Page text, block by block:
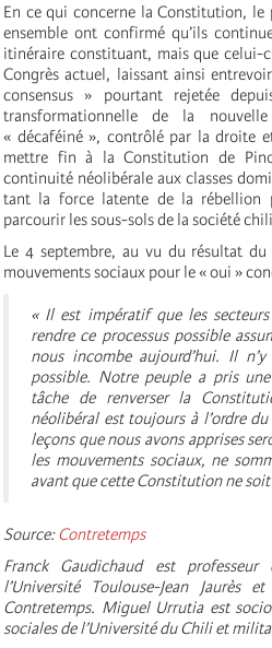
En ce qui concerne la Constitution, le
ensemble ont confirmé qu’ils
itinéraire constituant, mais que celui-
Congrès actuel, laissant ainsi
consensus » pourtant rejetée
transformationnelle de la
« décaféiné », contrôlé par la droite
mettre fin à la Constitution de
continuité néolibérale aux classes
tant la force latente de la rébellion
parcourir les sous-sols de la société
Le 4 septembre, au vu du résultat
mouvements sociaux pour le « oui »
« Il est impératif que les
rendre ce processus possible
nous incombe aujourd’hui. Il
possible. Notre peuple a pris
tâche de renverser la
néolibéral est toujours à l’ordre
leçons que nous avons apprises
les mouvements sociaux, ne
avant que cette Constitution ne
Source:Contretemps
Franck Gaudichaud est professeur
l’Université Toulouse-Jean Jaurès
Contretemps. Miguel Urrutia est
sociales de l’Université du Chili et